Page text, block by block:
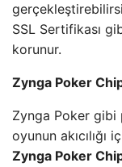
SSL Sertifikası
korunur.
Zynga Poker Chip
Zynga Poker gibi
oyunun akıcılığı
Zynga Poker